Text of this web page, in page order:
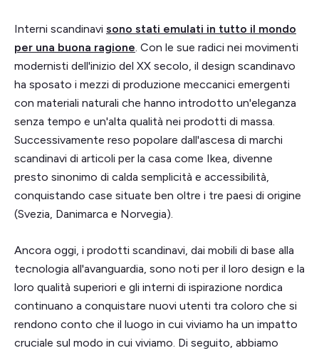
Interni scandinavi sono stati emulati in tutto il mondo
per una buona ragione . Con le sue radici nei movimenti
modernisti dell'inizio del XX secolo, il design scandinavo
ha sposato i mezzi di produzione meccanici emergenti
con materiali naturali che hanno introdotto un'eleganza
senza tempo e un'alta qualità nei prodotti di massa.
Successivamente reso popolare dall'ascesa di marchi
scandinavi di articoli per la casa come Ikea, divenne
presto sinonimo di calda semplicità e accessibilità,
conquistando case situate ben oltre i tre paesi di origine
(Svezia, Danimarca e Norvegia).
Ancora oggi, i prodotti scandinavi, dai mobili di base alla
tecnologia all'avanguardia, sono noti per il loro design e la
loro qualità superiori e gli interni di ispirazione nordica
continuano a conquistare nuovi utenti tra coloro che si
rendono conto che il luogo in cui viviamo ha un impatto
cruciale sul modo in cui viviamo. Di seguito, abbiamo